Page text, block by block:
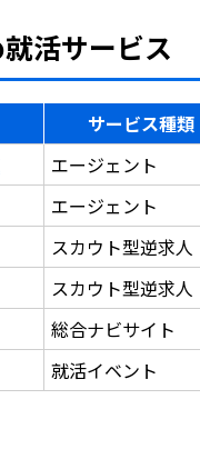
活サービス
サービス種類
エージェント
エージェント
スカウト型逆求人
スカウト型逆求人
総合ナビサイト
就活イベント